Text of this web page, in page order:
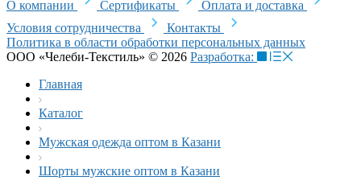
О компании
Сертификаты
Оплата и доставка
Условия сотрудничества
Контакты
Политика в области обработки персональных данных
ООО «Челеби-Текстиль» © 2026 Разработка:
Главная
Каталог
Мужская одежда оптом в Казани
Шорты мужские оптом в Казани